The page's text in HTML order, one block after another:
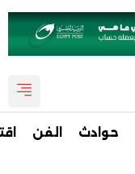
حوادث الفن